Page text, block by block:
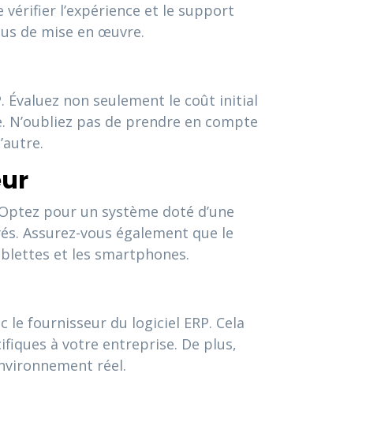
l’expérience et le support
de mise en œuvre.
Évaluez non seulement le coût initial
pas de prendre en compte
pour un système doté d’une
Assurez-vous également que le
et les smartphones.
fournisseur du logiciel ERP. Cela
à votre entreprise. De plus,
réel.